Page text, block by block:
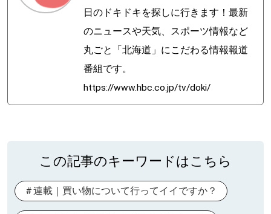
日のドキドキを探しに行きます！最新
のニュースや天気、スポーツ情報など
丸ごと「北海道」にこだわる情報報道
番組です。
https://www.hbc.co.jp/tv/doki/
この記事のキーワードはこちら
連載｜買い物について行ってイイですか？